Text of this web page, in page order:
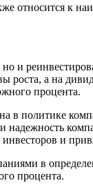
относится
и
роста, а на
процента.
в политике
и
в
процента.